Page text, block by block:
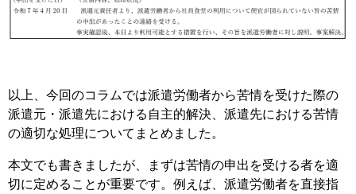
以上、今回のコラムでは派遣労働者から苦情を受けた際の
派遣元・派遣先における自主的解決、派遣先における苦情
の適切な処理についてまとめました。
本文でも書きましたが、まずは苦情の申出を受ける者を適
切に定めることが重要です。例えば、派遣労働者を直接指